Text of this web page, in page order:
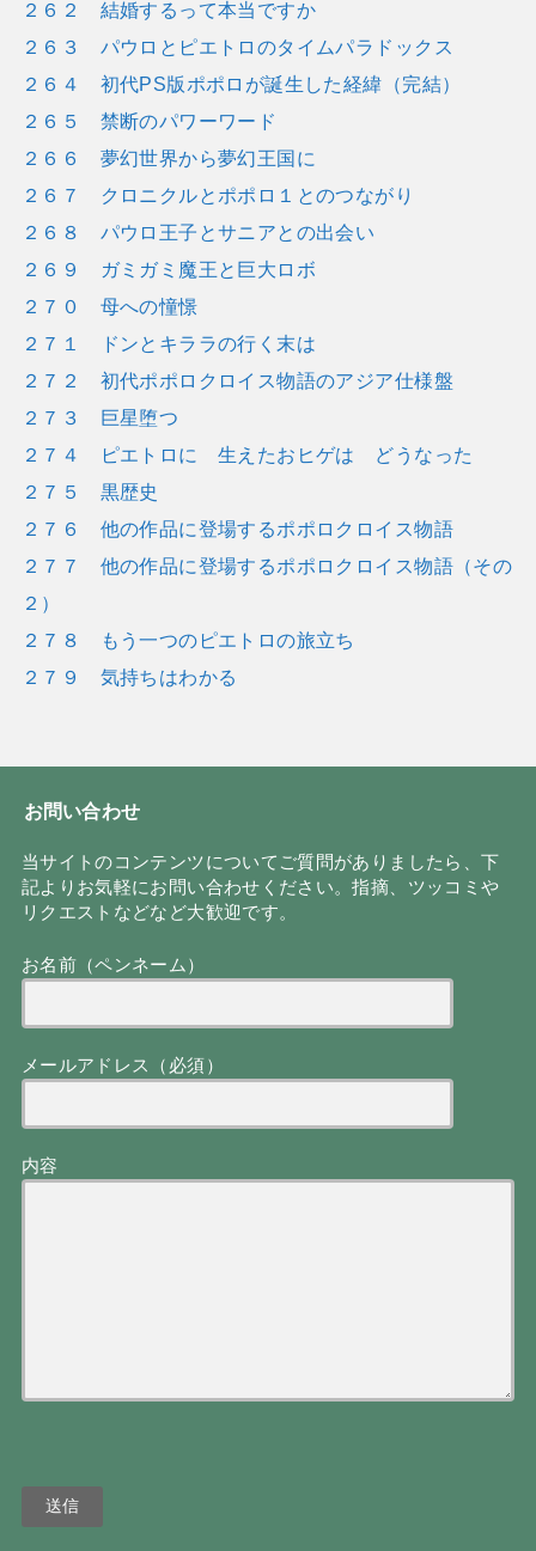
２６２ 結婚するって本当ですか
２６３ パウロとピエトロのタイムパラドックス
２６４ 初代PS版ポポロが誕生した経緯（完結）
２６５ 禁断のパワーワード
２６６ 夢幻世界から夢幻王国に
２６７ クロニクルとポポロ１とのつながり
２６８ パウロ王子とサニアとの出会い
２６９ ガミガミ魔王と巨大ロボ
２７０ 母への憧憬
２７１ ドンとキララの行く末は
２７２ 初代ポポロクロイス物語のアジア仕様盤
２７３ 巨星堕つ
２７４ ピエトロに 生えたおヒゲは どうなった
２７５ 黒歴史
２７６ 他の作品に登場するポポロクロイス物語
２７７ 他の作品に登場するポポロクロイス物語（その
２）
２７８ もう一つのピエトロの旅立ち
２７９ 気持ちはわかる
お問い合わせ
当サイトのコンテンツについてご質問がありましたら、下
記よりお気軽にお問い合わせください。指摘、ツッコミや
リクエストなどなど大歓迎です。
お名前（ペンネーム）
メールアドレス（必須）
内容